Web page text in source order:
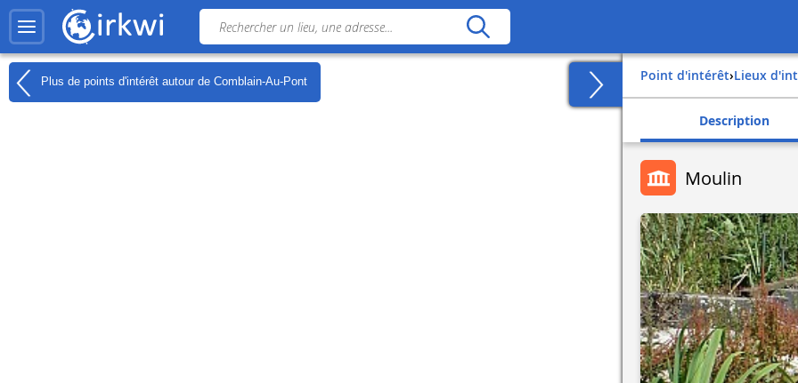
Plus de points d'intérêt autour de Comblain-Au-Pont Point d'intérêt› Lieux
Description
Moulin